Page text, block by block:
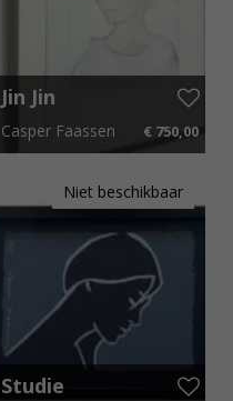
Jin Jin
Casper Faassen € 750,00
Niet beschikbaar
Studie